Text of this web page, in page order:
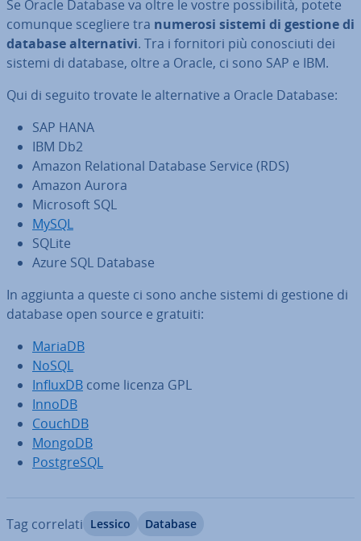
Se Oracle Database va oltre le vostre pos­si­bi­li­tà, potete
comunque scegliere tra numerosi sistemi di gestione di
database al­ter­na­ti­vi. Tra i fornitori più co­no­sciu­ti dei
sistemi di database, oltre a Oracle, ci sono SAP e IBM.
Qui di seguito trovate le al­ter­na­ti­ve a Oracle Database:
SAP HANA
IBM Db2
Amazon Re­la­tio­nal Database Service (RDS)
Amazon Aurora
Microsoft SQL
MySQL
SQLite
Azure SQL Database
In aggiunta a queste ci sono anche sistemi di gestione di
database open source e gratuiti:
MariaDB
NoSQL
InfluxDB come licenza GPL
InnoDB
CouchDB
MongoDB
Post­gre­SQL
Tag correlati Lessico Database